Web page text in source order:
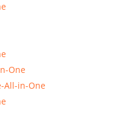
One
All-in-One